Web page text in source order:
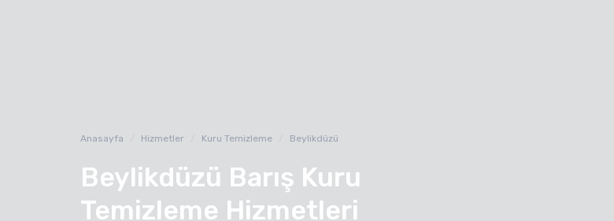
Anasayfa Hizmetler Kuru Temizleme Beylikdüzü
Beylikdüzü Barış Kuru
Temizleme Hizmetleri